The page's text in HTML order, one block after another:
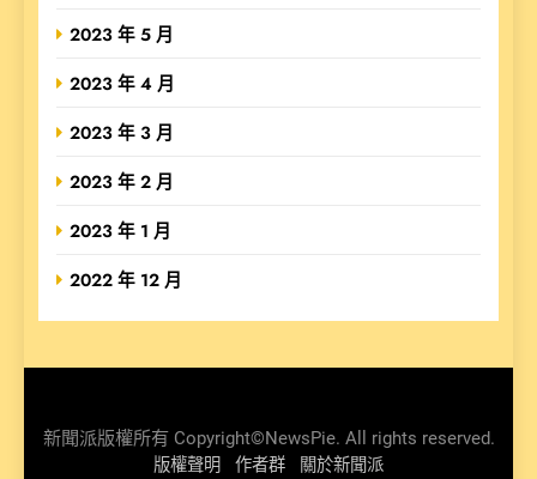
2023 年 5 月
2023 年 4 月
2023 年 3 月
2023 年 2 月
2023 年 1 月
2022 年 12 月
新聞派版權所有 Copyright©NewsPie. All rights reserved.
版權聲明 作者群 關於新聞派